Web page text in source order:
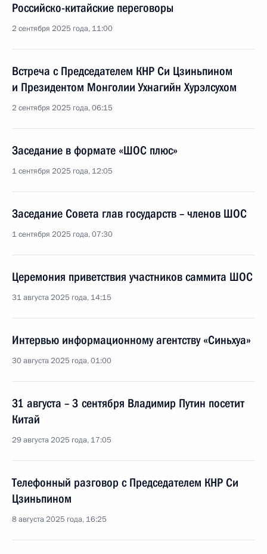
Российско-китайские переговоры
2 сентября 2025 года, 11:00
Встреча с Председателем КНР Си Цзиньпином
и Президентом Монголии Ухнагийн Хурэлсухом
2 сентября 2025 года, 06:15
Заседание в формате «ШОС плюс»
1 сентября 2025 года, 12:05
Заседание Совета глав государств – членов ШОС
1 сентября 2025 года, 07:30
Церемония приветствия участников саммита ШОС
31 августа 2025 года, 14:15
Интервью информационному агентству «Cиньхуа»
30 августа 2025 года, 01:00
31 августа – 3 сентября Владимир Путин посетит
Китай
29 августа 2025 года, 17:05
Телефонный разговор с Председателем КНР Си
Цзиньпином
8 августа 2025 года, 16:25